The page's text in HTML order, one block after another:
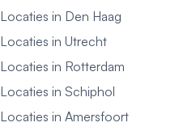
Locaties in Den Haag
Locaties in Utrecht
Locaties in Rotterdam
Locaties in Schiphol
Locaties in Amersfoort